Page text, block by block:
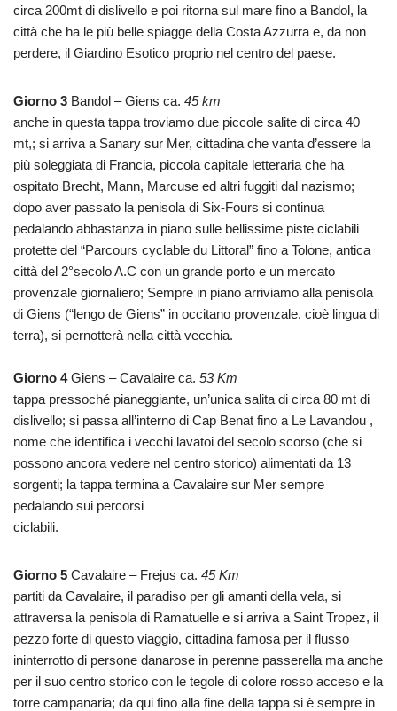
circa 200mt di dislivello e poi ritorna sul mare fino a Bandol, la
città che ha le più belle spiagge della Costa Azzurra e, da non
perdere, il Giardino Esotico proprio nel centro del paese.
Giorno 3 Bandol – Giens ca. 45 km
anche in questa tappa troviamo due piccole salite di circa 40
mt,; si arriva a Sanary sur Mer, cittadina che vanta d’essere la
più soleggiata di Francia, piccola capitale letteraria che ha
ospitato Brecht, Mann, Marcuse ed altri fuggiti dal nazismo;
dopo aver passato la penisola di Six-Fours si continua
pedalando abbastanza in piano sulle bellissime piste ciclabili
protette del “Parcours cyclable du Littoral” fino a Tolone, antica
città del 2°secolo A.C con un grande porto e un mercato
provenzale giornaliero; Sempre in piano arriviamo alla penisola
di Giens (“lengo de Giens” in occitano provenzale, cioè lingua di
terra), si pernotterà nella città vecchia.
Giorno 4Giens – Cavalaire ca. 53 Km
tappa pressoché pianeggiante, un’unica salita di circa 80 mt di
dislivello; si passa all’interno di Cap Benat fino a Le Lavandou ,
nome che identifica i vecchi lavatoi del secolo scorso (che si
possono ancora vedere nel centro storico) alimentati da 13
sorgenti; la tappa termina a Cavalaire sur Mer sempre
pedalando sui percorsi
ciclabili.
Giorno 5 Cavalaire – Frejus ca. 45 Km
partiti da Cavalaire, il paradiso per gli amanti della vela, si
attraversa la penisola di Ramatuelle e si arriva a Saint Tropez, il
pezzo forte di questo viaggio, cittadina famosa per il flusso
ininterrotto di persone danarose in perenne passerella ma anche
per il suo centro storico con le tegole di colore rosso acceso e la
torre campanaria; da qui fino alla fine della tappa si è sempre in